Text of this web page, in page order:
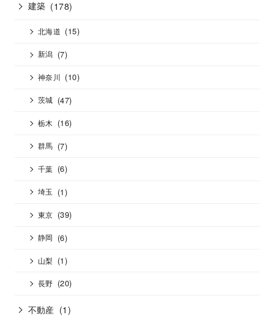
建築 (178)
北海道 (15)
新潟 (7)
神奈川 (10)
茨城 (47)
栃木 (16)
群馬 (7)
千葉 (6)
埼玉 (1)
東京 (39)
静岡 (6)
山梨 (1)
長野 (20)
不動産 (1)